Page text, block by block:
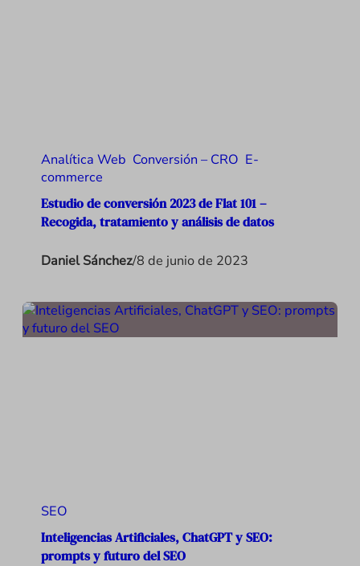
Analítica Web Conversión – CRO E-
commerce
Estudio de conversión 2023 de Flat 101 –
Recogida, tratamiento y análisis de datos
Daniel Sánchez/8 de junio de 2023
SEO
Inteligencias Artificiales, ChatGPT y SEO:
prompts y futuro del SEO